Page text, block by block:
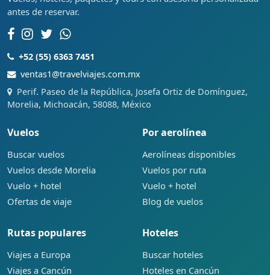
antes de reservar.
+52 (55) 6363 7451
ventas1@travelviajes.com.mx
Perif. Paseo de la República, Josefa Ortiz de Domínguez,
Morelia, Michoacán, 58088, México
Vuelos
Buscar vuelos
Vuelos desde Morelia
Vuelo + hotel
Ofertas de viaje
Por aerolínea
Aerolíneas disponibles
Vuelos por ruta
Vuelo + hotel
Blog de vuelos
Rutas populares
Viajes a Europa
Viajes a Cancún
Hoteles
Buscar hoteles
Hoteles en Cancún